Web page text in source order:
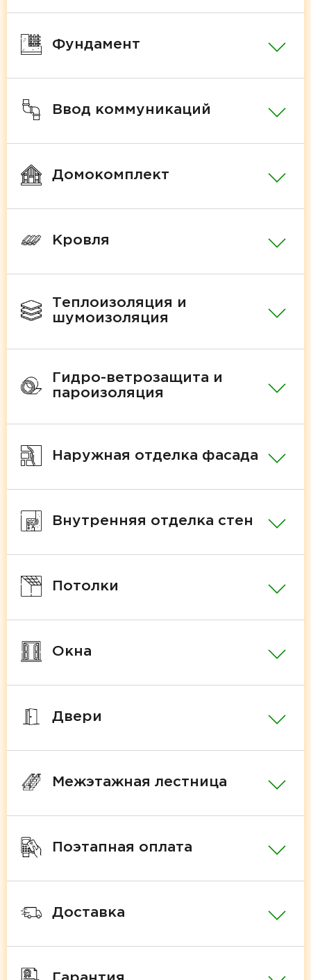
Фундамент
Ввод коммуникаций
Домокомплект
Кровля
Теплоизоляция и
шумоизоляция
Гидро-ветрозащита и
пароизоляция
Наружная отделка фасада
Внутренняя отделка стен
Потолки
Окна
Двери
Межэтажная лестница
Поэтапная оплата
Доставка